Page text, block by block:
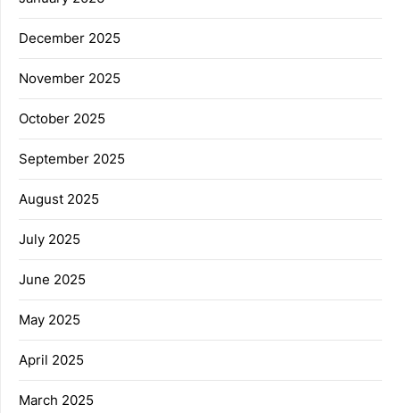
December 2025
November 2025
October 2025
September 2025
August 2025
July 2025
June 2025
May 2025
April 2025
March 2025